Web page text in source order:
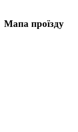
Мапа проїзду